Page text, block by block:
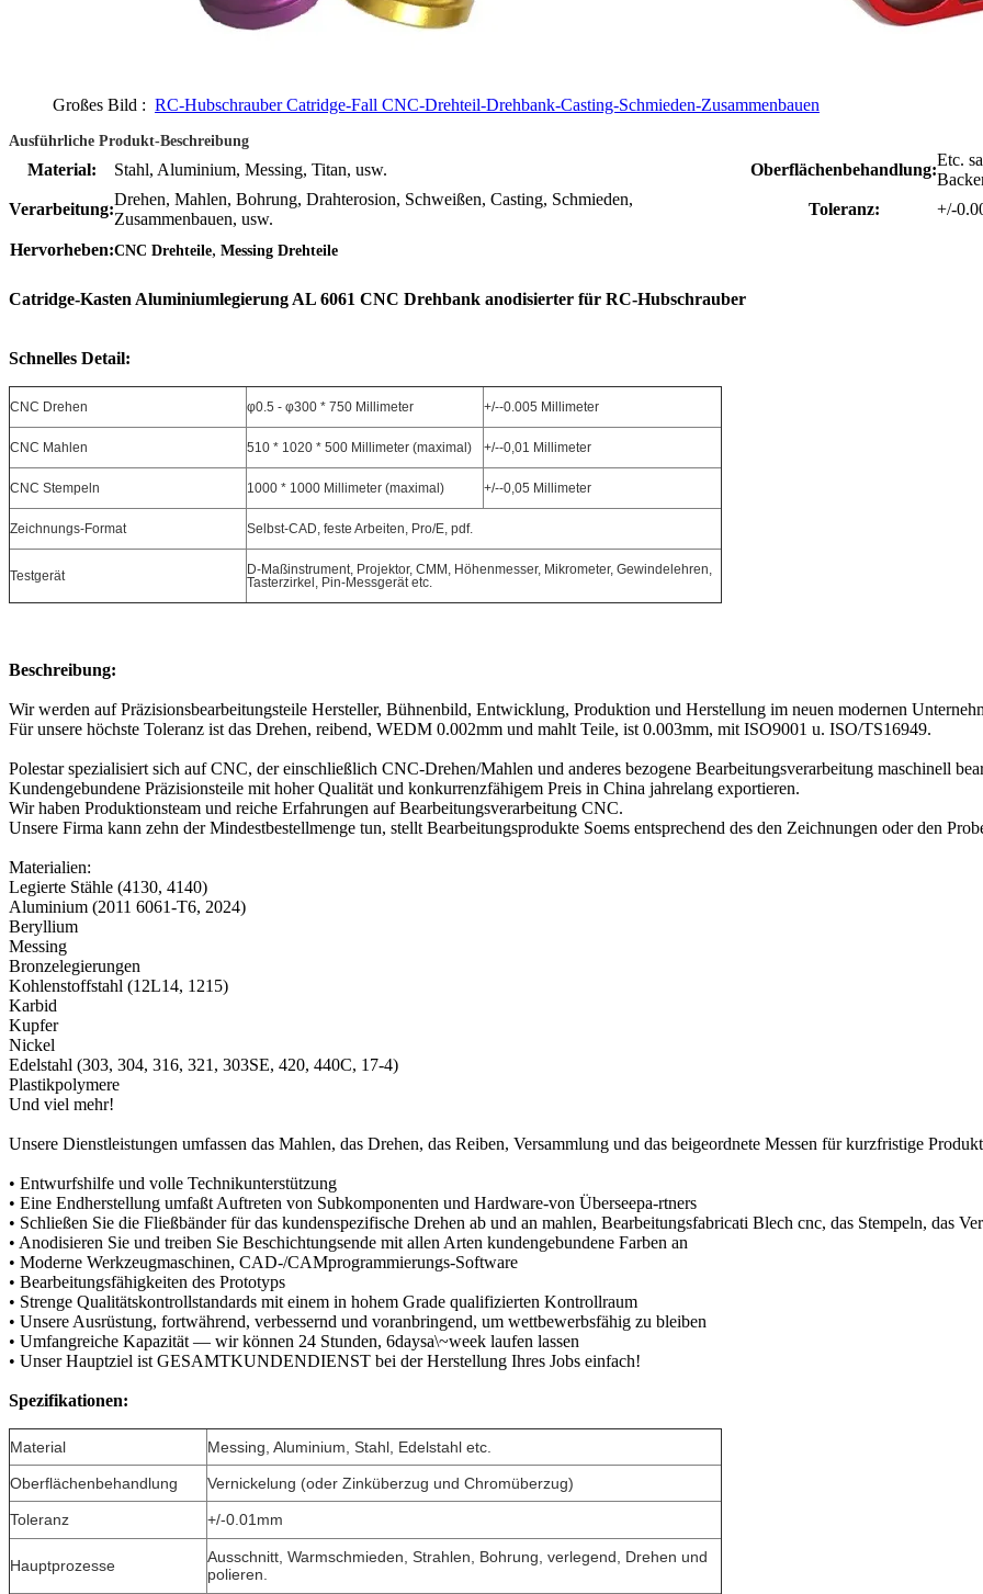
Großes Bild : RC-Hubschrauber Catridge-Fall CNC-Drehteil-Drehbank-Casting-Schmieden-Zusammenbauen
Ausführliche Produkt-Beschreibung
Material: Stahl, Aluminium, Messing, Titan, usw. Oberflächenbehandlung:
Etc.
Verarbeitung:
Drehen, Mahlen, Bohrung, Drahterosion, Schweißen, Casting, Schmieden,
Zusammenbauen, usw.
Toleranz: +/-
Hervorheben:CNC Drehteile, Messing Drehteile
Catridge-Kasten Aluminiumlegierung AL 6061 CNC Drehbank anodisierter für RC-Hubschrauber
Schnelles Detail:
CNC Drehen φ0.5 - φ300 * 750 Millimeter +/--0.005 Millimeter
CNC Mahlen 510 * 1020 * 500 Millimeter (maximal) +/--0,01 Millimeter
CNC Stempeln 1000 * 1000 Millimeter (maximal) +/--0,05 Millimeter
Zeichnungs-Format Selbst-CAD, feste Arbeiten, Pro/E, pdf.
Testgerät
D-Maßinstrument, Projektor, CMM, Höhenmesser, Mikrometer, Gewindelehren,
Tasterzirkel, Pin-Messgerät etc.
Beschreibung:
Wir werden auf Präzisionsbearbeitungsteile Hersteller, Bühnenbild, Entwicklung, Produktion und Herstellung im neuen modernen
Für unsere höchste Toleranz ist das Drehen, reibend, WEDM 0.002mm und mahlt Teile, ist 0.003mm, mit ISO9001 u. ISO/TS16949.
Polestar spezialisiert sich auf CNC, der einschließlich CNC-Drehen/Mahlen und anderes bezogene Bearbeitungsverarbeitung maschinell
Kundengebundene Präzisionsteile mit hoher Qualität und konkurrenzfähigem Preis in China jahrelang exportieren.
Wir haben Produktionsteam und reiche Erfahrungen auf Bearbeitungsverarbeitung CNC.
Unsere Firma kann zehn der Mindestbestellmenge tun, stellt Bearbeitungsprodukte Soems entsprechend des den Zeichnungen oder den
Materialien:
Legierte Stähle (4130, 4140)
Aluminium (2011 6061-T6, 2024)
Beryllium
Messing
Bronzelegierungen
Kohlenstoffstahl (12L14, 1215)
Karbid
Kupfer
Nickel
Edelstahl (303, 304, 316, 321, 303SE, 420, 440C, 17-4)
Plastikpolymere
Und viel mehr!
Unsere Dienstleistungen umfassen das Mahlen, das Drehen, das Reiben, Versammlung und das beigeordnete Messen für kurzfristige
• Entwurfshilfe und volle Technikunterstützung
• Eine Endherstellung umfaßt Auftreten von Subkomponenten und Hardware-von Überseepa-rtners
• Schließen Sie die Fließbänder für das kundenspezifische Drehen ab und an mahlen, Bearbeitungsfabricati Blech cnc, das Stempeln, das
• Anodisieren Sie und treiben Sie Beschichtungsende mit allen Arten kundengebundene Farben an
• Moderne Werkzeugmaschinen, CAD-/CAMprogrammierungs-Software
• Bearbeitungsfähigkeiten des Prototyps
• Strenge Qualitätskontrollstandards mit einem in hohem Grade qualifizierten Kontrollraum
• Unsere Ausrüstung, fortwährend, verbessernd und voranbringend, um wettbewerbsfähig zu bleiben
• Umfangreiche Kapazität — wir können 24 Stunden, 6daysa\~week laufen lassen
• Unser Hauptziel ist GESAMTKUNDENDIENST bei der Herstellung Ihres Jobs einfach!
Spezifikationen:
Material Messing, Aluminium, Stahl, Edelstahl etc.
Oberflächenbehandlung Vernickelung (oder Zinküberzug und Chromüberzug)
Toleranz +/-0.01mm
Hauptprozesse
Ausschnitt, Warmschmieden, Strahlen, Bohrung, verlegend, Drehen und
polieren.